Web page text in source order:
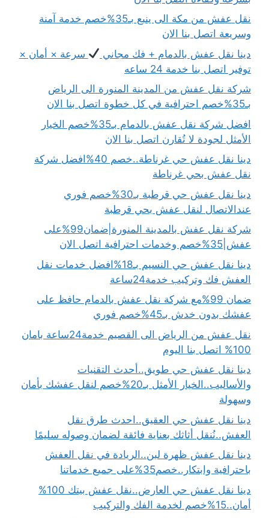
نقل عفش من مكة الى ينبع بـ35%خصم خدمة آمنة
وسريعة اتصل بنا الان
دينا نقل عفش بالدمام + فك مجاني
سرعة × أمان ×
توفير اتصل بنا خدمة 24 ساعه
شركة نقل عفش من المدينة المنورة الى الرياض
بـ35%خصم احترافية في كل خطوة اتصل بنا الان
افضل شركة نقل عفش بالدمام بـ35%خصم الخيار
الأمثل لجودة لا تُقارن اتصل بنا الان
دينا نقل عفش حي غرناطة..خصم 40%افضل شركة
نقل عفش بحي غرناطة
دينا نقل عفش حي قرطبة بـ30%خصم فوري
عندالاتصال لنقل عفش بحي قرطبة
شركة نقل عفش بالمدينة المنورة|ضمان99%على
عفش|35%خصم وخدمات احترافية اتصل الان
دينا نقل عفش حي النسيم بـ18%افضل خدمات نقل
العفش فك وتركيب خدمة24ساعة
ضمان 99%مع شركة نقل عفش بالدمام حافظ على
عفشك بدون خدش بـ45%خصم فوري
نقل عفش من الرياض الى القصيم خدمة24ساعة بامان
100% اتصل بنا اليوم
دينا نقل عفش حي طويق..أحدث التقنيات
والأساليب..الخيار الأمثل بـ20%خصم لنقل عفشك بأمان
وسهولة
دينا نقل عفش حي العقيق..احدث طرق نقل
العفش..نُنقل أثاثك بعناية فائقة لضمان وصوله سليمًا
دينا نقل عفش ظهرة لبن..الريادة في نقل العفش
باحترافية وابتكار..خصم35%على جميع خدماتنا
دينا نقل عفش حي العارض..نقل عفش بيتك 100%
أمان..15%خصم لخدمة الفك والتركيب